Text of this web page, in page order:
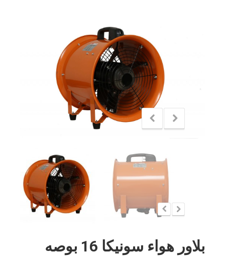
بلاور هواء سونيكا 16 بوصه